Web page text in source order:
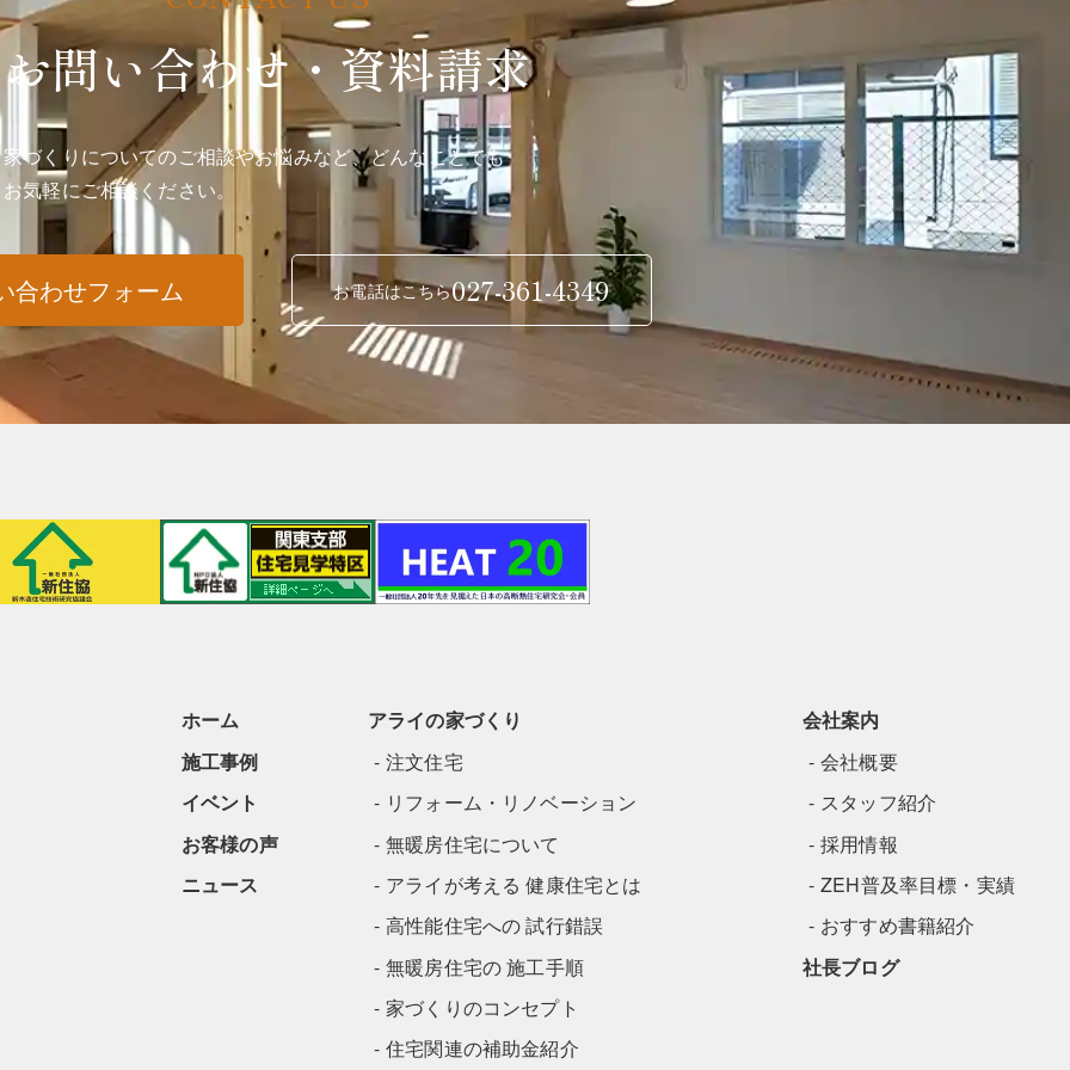
お問い合わせ・資料請求
家づくりについてのご相談やお悩みなど、どんなことでも
お気軽にご相談ください。
合わせフォーム お電話はこちら027-361-4349
ホーム
アライの家づくり
注文住宅
リフォーム・リノベーション
無暖房住宅について
アライが考える 健康住宅とは
高性能住宅への 試行錯誤
無暖房住宅の 施工手順
家づくりのコンセプト
住宅関連の補助金紹介
会社案内
会社概要
スタッフ紹介
採用情報
ZEH普及率目標・実績
おすすめ書籍紹介
施工事例
イベント
お客様の声
ニュース
社長ブログ